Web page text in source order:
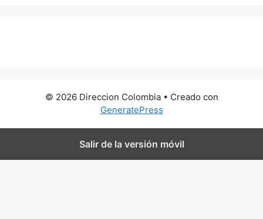
© 2026 Direccion Colombia• Creado con
GeneratePress
Salir de la versión móvil